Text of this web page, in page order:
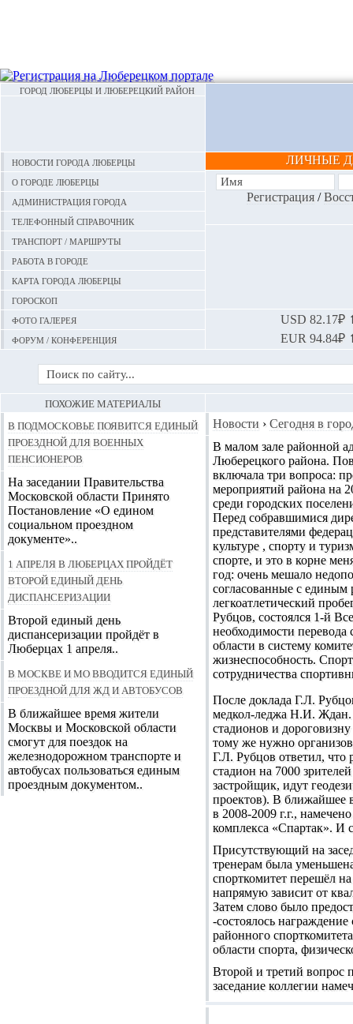
ГОРОД ЛЮБЕРЦЫ И ЛЮБЕРЕЦКИЙ РАЙОН
Новости города Люберцы
О городе Люберцы
Администрация города
Телефонный справочник
Транспорт / маршруты
Работа в городе
Карта города Люберцы
Гороскоп
Фото галерея
Форум / конференция
ЛИЧНЫЕ
Регистрация/
USD 82.17₽
EUR 94.84₽
Новости › Сегодня в
В малом зале районной
Люберецкого района.
включала три вопроса:
мероприятий района на
среди городских
Перед собравшимися
представителями
культуре , спорту и
спорте, и это в корне
год: очень мешало
согласованные с
легкоатлетический
Рубцов, состоялся 1-й
необходимости
области в систему
жизнеспособность.
сотрудничества
После доклада Г.Л.
медкол-леджа Н.И. Ждан.
стадионов и
тому же нужно
Г.Л. Рубцов ответил, что
стадион на 7000
застройщик, идут
проектов). В ближайшее
в 2008-2009 г.г.,
комплекса «Спартак». И
Присутствующий на
тренерам была
спорткомитет перешёл
напрямую зависит от
Затем слово было
-состоялось
районного
области спорта,
Второй и третий вопрос
заседание коллегии
ПОХОЖИЕ МАТЕРИАЛЫ
В Подмосковье появится единый
проездной для военных
пенсионеров
На заседании Правительства
Московской области Принято
Постановление «О едином
социальном проездном
документе»..
1 апреля в Люберцах пройдёт
второй единый день
диспансеризации
Второй единый день
диспансеризации пройдёт в
Люберцах 1 апреля..
В Москве и МО вводится единый
проездной для ЖД и автобусов
В ближайшее время жители
Москвы и Московской области
смогут для поездок на
железнодорожном транспорте и
автобусах пользоваться единым
проездным документом..